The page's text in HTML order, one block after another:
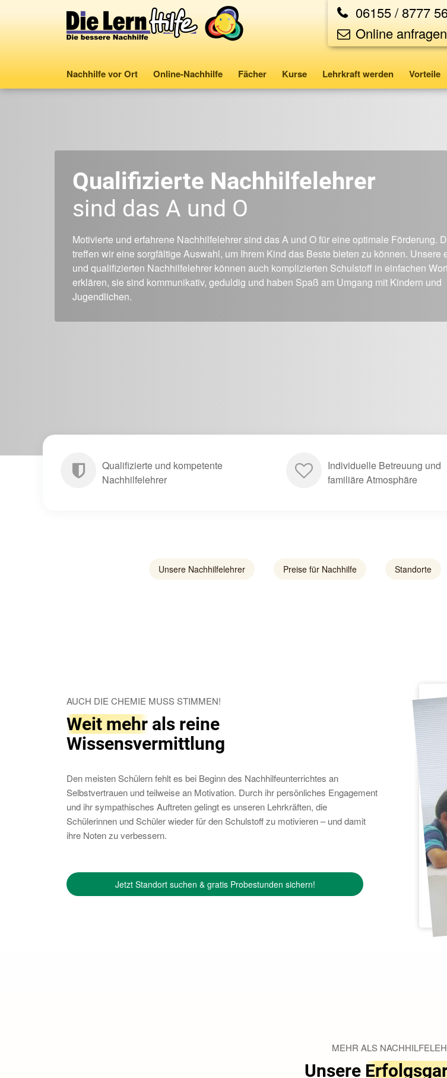
Nachhilfe vor Ort Online-Nachhilfe Fächer Kurse Lehrkraft werden Vorteile
06155 / 8777
Online
Qualifizierte Nachhilfelehrer
sind das A und O
Motivierte und erfahrene Nachhilfelehrer sind das A und O für eine optimale Förderung.
treffen wir eine sorgfältige Auswahl, um Ihrem Kind das Beste bieten zu können. Unsere
und qualifizierten Nachhilfelehrer können auch komplizierten Schulstoff in einfachen
erklären, sie sind kommunikativ, geduldig und haben Spaß am Umgang mit Kindern und
Jugendlichen.
Qualifizierte und kompetente
Nachhilfelehrer
Individuelle Betreuung und
familiäre Atmosphäre
Unsere Nachhilfelehrer Preise für Nachhilfe Standorte
AUCH DIE CHEMIE MUSS STIMMEN!
Weit mehr als reine
Wissensvermittlung
Den meisten Schülern fehlt es bei Beginn des Nachhilfeunterrichtes an
Selbstvertrauen und teilweise an Motivation. Durch ihr persönliches Engagement
und ihr sympathisches Auftreten gelingt es unseren Lehrkräften, die
Schülerinnen und Schüler wieder für den Schulstoff zu motivieren – und damit
ihre Noten zu verbessern.
Jetzt Standort suchen & gratis Probestunden sichern!
MEHR ALS
Unsere